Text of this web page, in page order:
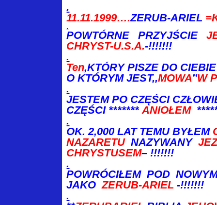
.
11.11.1999….ZERUB-ARIEL
.
POWTÓRNE PRZYJŚCIE
CHRYST-U.S.A.-!!!!!!!
.
Ten,KTÓRY PISZE DO
OKTÓRYM JEST,,MOWA’’W
.
JESTEM PO CZĘŚCI
CZĘŚCI *******ANIOŁEM
.
OK. 2,000 LAT TEMU BYŁEM
NAZARETU NAZYWANY
CHRYSTUSEM– !!!!!!!
.
POWRÓCIŁEM POD
JAKOZERUB-ARIEL -!!!!!!!
.